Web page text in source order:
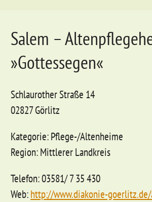
Salem –
»Gottessegen«
Schlaurother Straße 14
02827 Görlitz
Kategorie: Pflege-/Altenheime
Region: Mittlerer Landkreis
Telefon: 03581/ 7 35 430
Web:http://www.diakonie-